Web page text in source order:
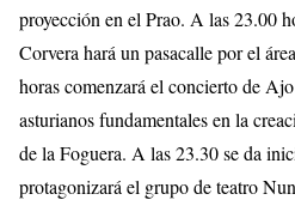
proyección en el Prao. A las 23.00
Corvera hará un pasacalle por el
horas comenzará el concierto de
asturianos fundamentales en la
de la Foguera. A las 23.30 se da
protagonizará el grupo de teatro